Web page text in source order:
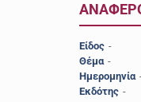
Είδος -
Θέμα -
Ημερομηνία
Εκδότης -